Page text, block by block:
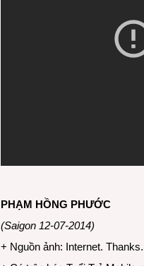
PHẠM HỒNG PHƯỚC
(Saigon 12-07-2014)
+ Nguồn ảnh: Internet. Thanks.